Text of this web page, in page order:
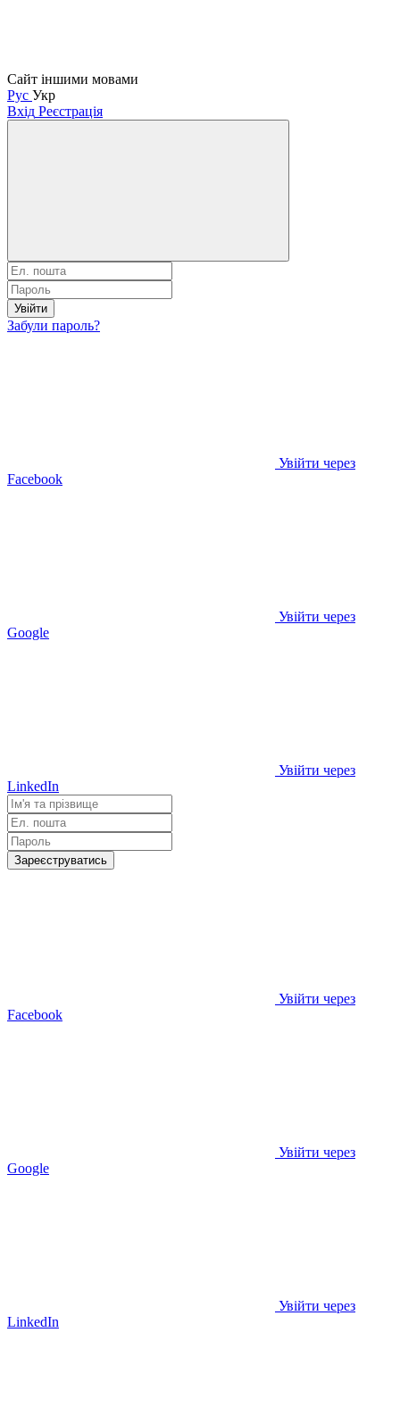
Сайт іншими мовами
Рус Укр
Вхід Реєстрація
Увійти
Забули пароль?
Увійти через
Facebook
Увійти через
Google
Увійти через
LinkedIn
Зареєструватись
Увійти через
Facebook
Увійти через
Google
Увійти через
LinkedIn